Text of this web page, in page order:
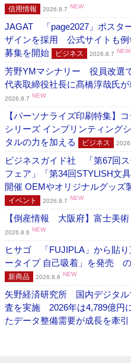
信用情報 2026.8.7 NEW
JAGAT 「page2027」ポスタ
ザインを採用 公式サイトも例
募集を開始
ビジネス 2026.8.7 NEW
芳野YMマシナリー 役員改選
代表取締役社長に髙橋淳哉氏
2026.8.7 NEW
【パーソナライズ印刷特集】
シリーズ インプリンティング
タルの力を加える
ビジネス
ビジネスガイド社 「第67回
フェア」「第34回STYLISH文
開催 OEMやオリジナルグッズ
イベント 2026.8.7 NEW
【倒産情報 大阪府】富士美
2026.8.6 NEW
ヒサゴ 「FUJIPLA」から貼り
ータイプ 自己吸着」を発売
新商品 2026.8.6 NEW
矢野経済研究所 国内デジタル
査を実施 2026年は4,789億円
たデータ整備需要が成長を牽引